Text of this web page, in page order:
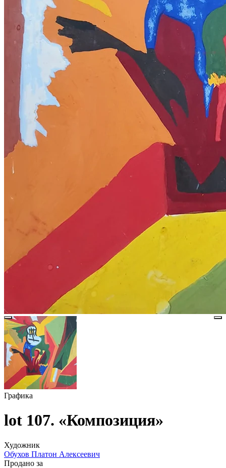
Графика
lot 107. «Композиция»
Художник
Обухов Платон Алексеевич
Продано за